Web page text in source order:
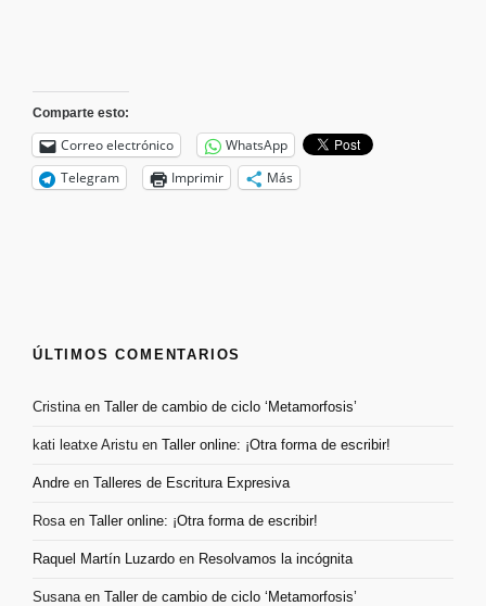
Comparte esto:
Correo electrónico
WhatsApp
Telegram
Imprimir Más
ÚLTIMOS COMENTARIOS
Cristinaen Taller de cambio de ciclo ‘Metamorfosis’
kati leatxe Aristu en Taller online: ¡Otra forma de escribir!
Andre en Talleres de Escritura Expresiva
Rosaen Taller online: ¡Otra forma de escribir!
Raquel Martín Luzardo en Resolvamos la incógnita
Susanaen Taller de cambio de ciclo ‘Metamorfosis’